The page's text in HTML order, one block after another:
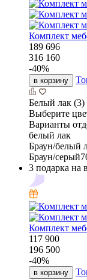
Комплект
189 696
316 160
-40%
в корзину
Белый лак (3)
Выберите
Варианты
белый лак
Браун/белый
Браун/
3 подарка на
Комплект
117 900
196 500
-40%
в корзину